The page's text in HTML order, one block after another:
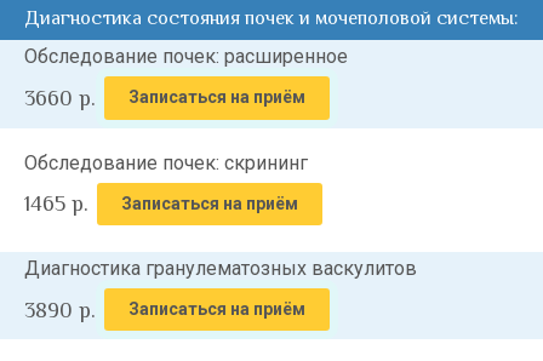
Диагностика состояния почек и мочеполовой системы:
Обследование почек: расширенное
3660 р. Записаться на приём
Обследование почек: скрининг
1465 р. Записаться на приём
Диагностика гранулематозных васкулитов
3890 р. Записаться на приём